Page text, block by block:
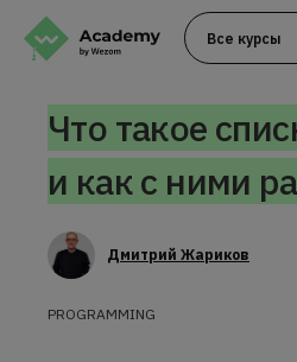
Все курсы
Что такое
и как с ними
Дмитрий Жариков
PROGRAMMING